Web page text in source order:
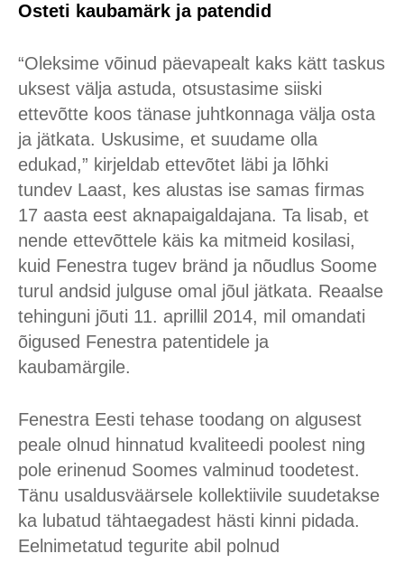
Osteti kaubamärk ja patendid
“Oleksime võinud päevapealt kaks kätt taskus
uksest välja astuda, otsustasime siiski
ettevõtte koos tänase juhtkonnaga välja osta
ja jätkata. Uskusime, et suudame olla
edukad,” kirjeldab ettevõtet läbi ja lõhki
tundev Laast, kes alustas ise samas firmas
17 aasta eest aknapaigaldajana. Ta lisab, et
nende ettevõttele käis ka mitmeid kosilasi,
kuid Fenestra tugev bränd ja nõudlus Soome
turul andsid julguse omal jõul jätkata. Reaalse
tehinguni jõuti 11. aprillil 2014, mil omandati
õigused Fenestra patentidele ja
kaubamärgile.
Fenestra Eesti tehase toodang on algusest
peale olnud hinnatud kvaliteedi poolest ning
pole erinenud Soomes valminud toodetest.
Tänu usaldusväärsele kollektiivile suudetakse
ka lubatud tähtaegadest hästi kinni pidada.
Eelnimetatud tegurite abil polnud